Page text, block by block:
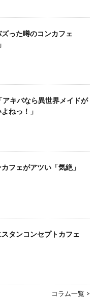
った噂のコンカフェ
キバなら異世界メイドが
ねっ！」
フェがアツい「気絶」
タンコンセプトカフェ
コラム一覧 >